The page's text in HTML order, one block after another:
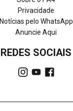
Privacidade
Notícias pelo WhatsApp
Anuncie Aqui
REDES SOCIAIS